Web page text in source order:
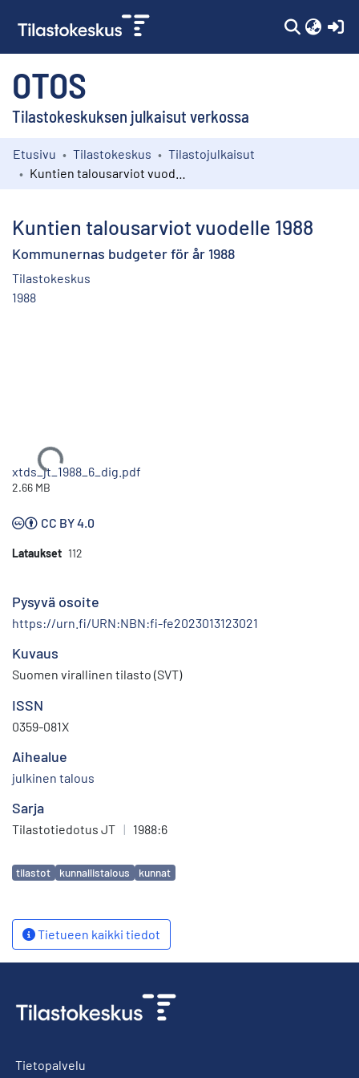
OTOS
Tilastokeskuksen julkaisut verkossa
Kokoelmat
Etusivu Tilastokeskus
Tilastojulkaisut
Kuntien talousarviot vuodelle 1988
Kommunernas budgeter för år 1988
Tilastokeskus
1988
Ladataan...
xtds_jt_1988_6_dig.pdf
2.66 MB
CC BY 4.0
Lataukset 112
Pysyvä osoite
https://urn.fi/URN:NBN:fi-fe2023013123021
Kuvaus
Suomen virallinen tilasto (SVT)
ISSN
0359-081X
Aihealue
julkinen talous
Sarja
Tilastotiedotus JT | 1988:6
Avainsanat
tilastot kunnallistalous kunnat
Tietueen kaikki tiedot
Tietopalvelu